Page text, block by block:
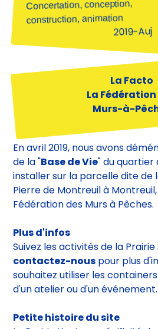
Montreuil
Concertation, conception,
construction, animation
2019-Auj
La Facto
La Fédération
Murs-à-
En avril 2019, nous avons
de la "Base de Vie" du quartier
installer sur la parcelle dite de
Pierre de Montreuil à Montreuil,
Plus d'infos
Suivez les activités de la Prairie
contactez-nouspour plus
souhaitez utiliser les